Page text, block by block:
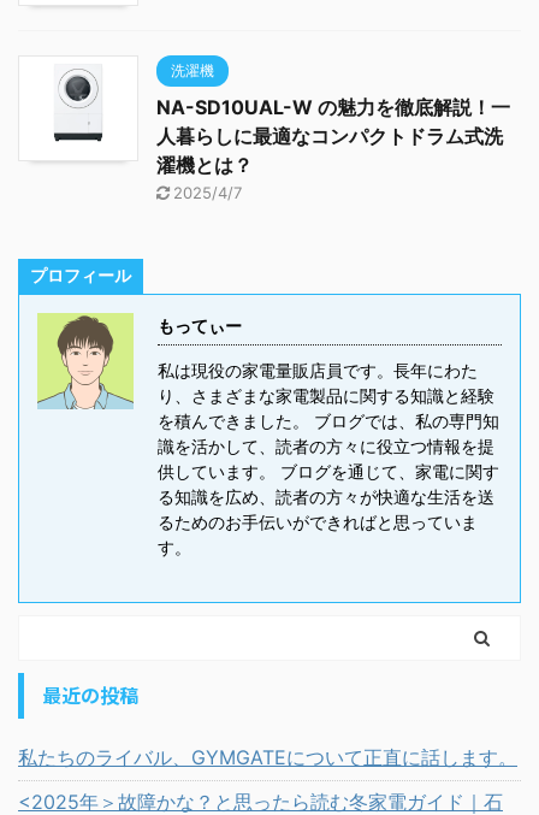
洗濯機
NA-SD10UAL-W の魅力を徹底解説！一
人暮らしに最適なコンパクトドラム式洗
濯機とは？
2025/4/7
プロフィール
もってぃー
私は現役の家電量販店員です。長年にわた
り、さまざまな家電製品に関する知識と経験
を積んできました。 ブログでは、私の専門知
識を活かして、読者の方々に役立つ情報を提
供しています。 ブログを通じて、家電に関す
る知識を広め、読者の方々が快適な生活を送
るためのお手伝いができればと思っていま
す。
最近の投稿
私たちのライバル、GYMGATEについて正直に話します。
<2025年＞故障かな？と思ったら読む冬家電ガイド｜石